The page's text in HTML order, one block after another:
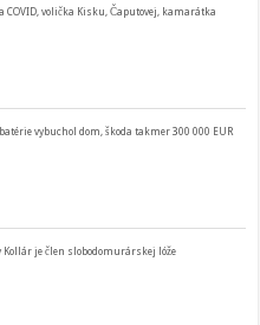
COVID, volička Kisku, Čaputovej, kamarátka
vybuchol dom, škoda takmer 300 000 EUR
Kollár je člen slobodomurárskej lóže